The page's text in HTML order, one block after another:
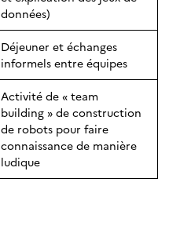
données)
Déjeuner et échanges
informels entre équipes
Activité de « team
building » de construction
de robots pour faire
connaissance de manière
ludique